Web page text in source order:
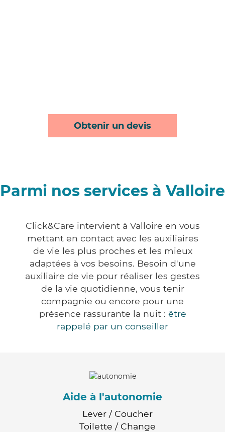
Obtenir un devis
Parmi nos services à Valloire
Click&Care intervient à Valloire en vous
mettant en contact avec les auxiliaires
de vie les plus proches et les mieux
adaptées à vos besoins. Besoin d'une
auxiliaire de vie pour réaliser les gestes
de la vie quotidienne, vous tenir
compagnie ou encore pour une
présence rassurante la nuit : être
rappelé par un conseiller
Aide à l'autonomie
Lever / Coucher
Toilette / Change